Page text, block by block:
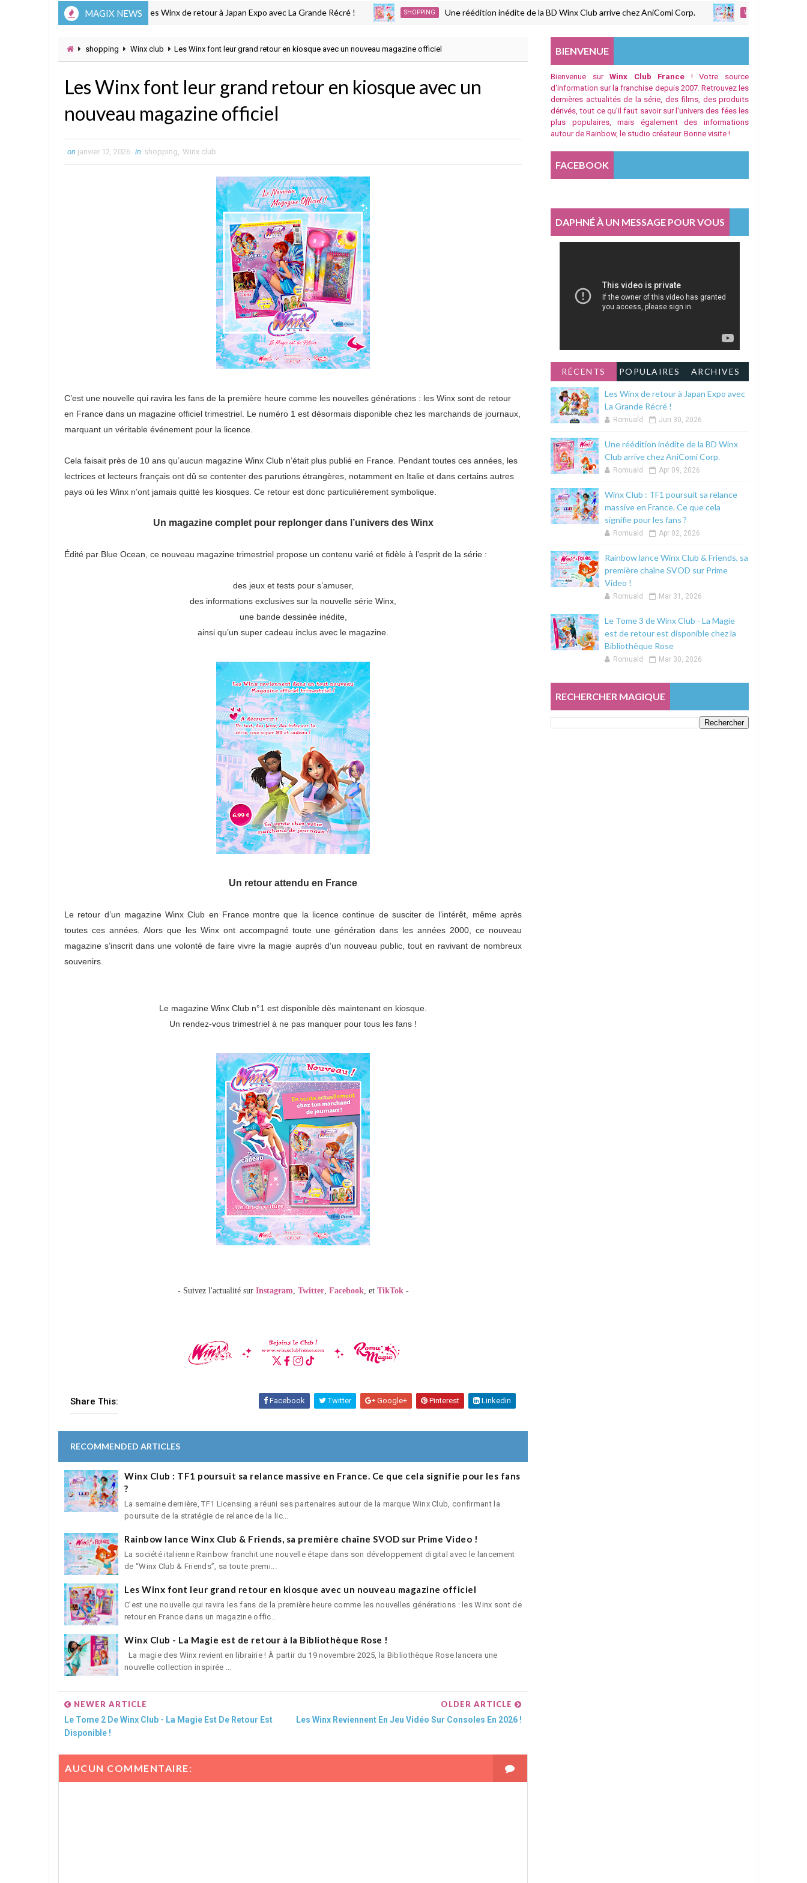
MAGIX NEWS
ÉVÉNEMENT Les Winx de retour à Japan Expo avec La Grande Récré ! SHOPPING Une réédition inédite de la BD Winx Club arrive chez AniComi Corp. WINX CLUB
shopping Winx club Les Winx font leur grand retour en kiosque avec un nouveau magazine officiel
Les Winx font leur grand retour en kiosque avec un
nouveau magazine officiel
on janvier 12, 2026 in shopping Winx club
C’est une nouvelle qui ravira les fans de la première heure comme les nouvelles générations : les Winx sont de retour
en France dans un magazine officiel trimestriel. Le numéro 1 est désormais disponible chez les marchands de journaux,
marquant un véritable événement pour la licence.
Cela faisait près de 10 ans qu’aucun magazine Winx Club n’était plus publié en France. Pendant toutes ces années, les
lectrices et lecteurs français ont dû se contenter des parutions étrangères, notamment en Italie et dans certains autres
pays où les Winx n’ont jamais quitté les kiosques. Ce retour est donc particulièrement symbolique.
Un magazine complet pour replonger dans l’univers des Winx
Édité par Blue Ocean, ce nouveau magazine trimestriel propose un contenu varié et fidèle à l’esprit de la série :
des jeux et tests pour s’amuser,
des informations exclusives sur la nouvelle série Winx,
une bande dessinée inédite,
ainsi qu’un super cadeau inclus avec le magazine.
Un retour attendu en France
Le retour d’un magazine Winx Club en France montre que la licence continue de susciter de l’intérêt, même après
toutes ces années. Alors que les Winx ont accompagné toute une génération dans les années 2000, ce nouveau
magazine s’inscrit dans une volonté de faire vivre la magie auprès d’un nouveau public, tout en ravivant de nombreux
souvenirs.
Le magazine Winx Club n°1 est disponible dès maintenant en kiosque.
Un rendez-vous trimestriel à ne pas manquer pour tous les fans !
- Suivez l'actualité sur Instagram Twitter, Facebook , et TikTok -
Share This: Facebook Twitter Google+ Pinterest Linkedin
RECOMMENDED ARTICLES
Winx Club : TF1 poursuit sa relance massive en France. Ce que cela signifie pour les fans
?
La semaine dernière, TF1 Licensing a réuni ses partenaires autour de la marque Winx Club, confirmant la
poursuite de la stratégie de relance de la lic...
Rainbow lance Winx Club & Friends, sa première chaîne SVOD sur Prime Video !
La société italienne Rainbow franchit une nouvelle étape dans son développement digital avec le lancement
de “Winx Club & Friends”, sa toute premi...
Les Winx font leur grand retour en kiosque avec un nouveau magazine officiel
C’est une nouvelle qui ravira les fans de la première heure comme les nouvelles générations : les Winx sont de
retour en France dans un magazine offic...
Winx Club - La Magie est de retour à la Bibliothèque Rose !
La magie des Winx revient en librairie ! À partir du 19 novembre 2025, la Bibliothèque Rose lancera une
nouvelle collection inspirée ...
NEWER ARTICLE
Le Tome 2 De Winx Club - La Magie Est De Retour Est
Disponible !
OLDER ARTICLE
Les Winx Reviennent En Jeu Vidéo Sur Consoles En 2026 !
AUCUN COMMENTAIRE:
BIENVENUE
Bienvenue surWinx Club France ! Votre source
d'information sur la franchise depuis 2007. Retrouvez les
dernières actualités de la série, des films, des produits
dérivés, tout ce qu'il faut savoir sur l'univers des fées les
plus populaires, mais également des informations
autour de Rainbow, le studio créateur. Bonne visite !
FACEBOOK
DAPHNÉ À UN MESSAGE POUR VOUS
RÉCENTS POPULAIRES ARCHIVES
Les Winx de retour à Japan Expo avec
La Grande Récré !
Romuald Jun 30, 2026
Une réédition inédite de la BD Winx
Club arrive chez AniComi Corp.
Romuald Apr 09, 2026
Winx Club : TF1 poursuit sa relance
massive en France. Ce que cela
signifie pour les fans ?
Romuald Apr 02, 2026
Rainbow lance Winx Club & Friends, sa
première chaîne SVOD sur Prime
Video !
Romuald Mar 31, 2026
Le Tome 3 de Winx Club - La Magie
est de retour est disponible chez la
Bibliothèque Rose
Romuald Mar 30, 2026
RECHERCHER MAGIQUE